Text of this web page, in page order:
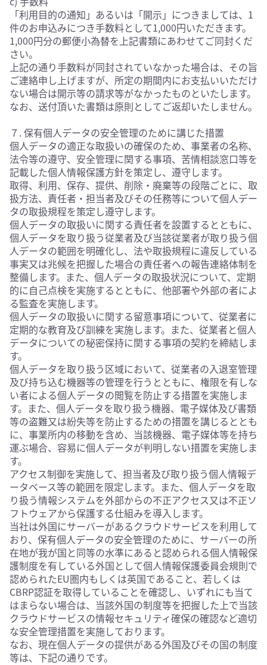
「利用目的の通知」あるいは「開示」につきましては、1
件のお申込みにつき手数料として1,000円いただきます。
1,000円分の郵便小為替を上記書類にあわせてご同封くだ
さい。
上記の通り手数料が同封されていなかった場合は、その旨
ご連絡申し上げますが、所定の期間内にお支払いいただけ
ない場合は開示等の請求等がなかったものといたします。
なお、送付頂いた書類は原則としてご返却いたしません。
７. 保有個人データの安全管理のために講じた措置
個人データの適正な取扱いの確保のため、事業者の名称、
法令等の遵守、安全管理に関する事項、苦情相談窓口等を
記載した個人情報保護方針を策定し、遵守します。
取得、利用、保存、提供、削除・廃棄等の段階ごとに、取
扱方法、責任者・担当者及びその任務等について個人デー
タの取扱規程を策定し遵守します。
個人データの取扱いに関する責任者を設置するとともに、
個人データを取り扱う従業者及び当該従業者が取り扱う個
人データの範囲を明確化し、法や取扱規程に違反している
事実又は兆候を把握した場合の責任者への報告連絡体制を
整備します。また、個人データの取扱状況について、定期
的に自己点検を実施するとともに、他部署や外部の者によ
る監査を実施します。
個人データの取扱いに関する留意事項について、従業者に
定期的な教育及び訓練を実施します。また、従業者と個人
データについての秘密保持に関する事項の契約を締結しま
す。
個人データを取り扱う区域において、従業者の入退室管理
及び持ち込む機器等の管理を行うとともに、権限を有しな
い者による個人データの閲覧を防止する措置を実施しま
す。また、個人データを取り扱う機器、電子媒体及び書類
等の盗難又は紛失等を防止するための措置を講じるととも
に、事業所内の移動を含め、当該機器、電子媒体等を持ち
運ぶ場合、容易に個人データが判明しない措置を実施しま
す。
アクセス制御を実施して、担当者及び取り扱う個人情報デ
ータベース等の範囲を限定します。また、個人データを取
り扱う情報システムを外部からの不正アクセス又は不正ソ
フトウェアから保護する仕組みを導入します。
当社は外国にサーバーがあるクラウドサービスを利用して
おり、保有個人データの安全管理のために、サーバーの所
在地が我が国と同等の水準にあると認められる個人情報保
護制度を有している外国として個人情報保護委員会規則で
認められたEU圏内もしくは英国であること、若しくは
CBRP認証を取得していることを確認し、いずれにも当て
はまらない場合は、当該外国の制度等を把握した上で当該
クラウドサービスの情報セキュリティ確保の確認など適切
な安全管理措置を実施しております。
なお、現在個人データの提供がある外国及びその国の制度
等は、下記の通りです。